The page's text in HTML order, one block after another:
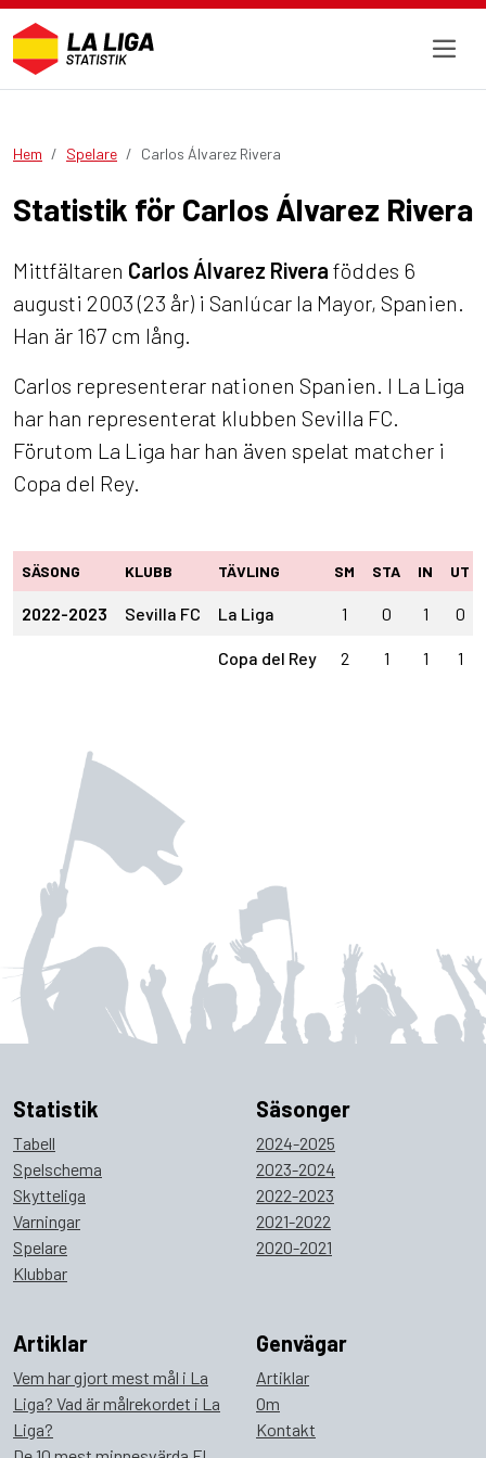
Hem Spelare Carlos Álvarez Rivera
Statistik för Carlos Álvarez Rivera
Mittfältaren Carlos Álvarez Rivera föddes 6
augusti 2003 (23 år) i Sanlúcar la Mayor, Spanien.
Han är 167 cm lång.
Carlos representerar nationen Spanien. I La Liga
har han representerat klubben Sevilla FC.
Förutom La Liga har han även spelat matcher i
Copa del Rey.
SÄSONG KLUBB TÄVLING SM STA IN UT
2022-2023 Sevilla FC La Liga 1 0 1 0
Copa del Rey 2 1 1 1
Statistik
Tabell
Spelschema
Skytteliga
Varningar
Spelare
Klubbar
Säsonger
2024-2025
2023-2024
2022-2023
2021-2022
2020-2021
Artiklar
Vem har gjort mest mål i La
Liga? Vad är målrekordet i La
Liga?
Genvägar
Artiklar
Om
Kontakt